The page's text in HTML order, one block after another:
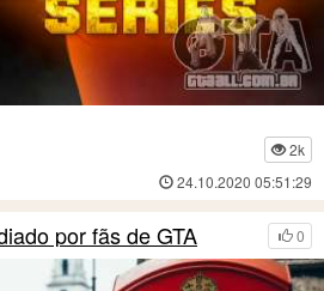
2k
24.10.2020 05:51:29
0
por fãs de GTA